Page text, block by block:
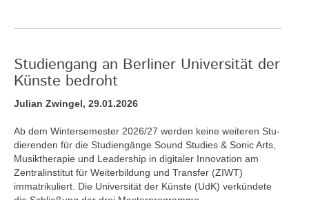
Studiengang an Berliner Universität der
Künste bedroht
Julian Zwingel, 29.01.2026
Ab dem Wintersemester 2026/27 werden keine weiteren Stu­
dierenden für die Studiengänge Sound Studies & Sonic Arts,
Musiktherapie und Leadership in digitaler Innovation am
Zentralinstitut für Weiterbildung und Transfer (ZIWT)
immatrikuliert. Die Universität der Künste (UdK) verkündete